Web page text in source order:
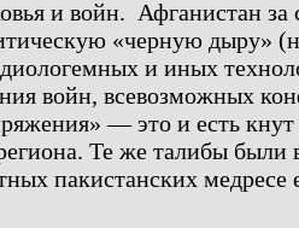
и войн. Афганистан за
«черную дыру»
и иных
войн, всевозможных
— это и есть
Те же талибы
пакистанских